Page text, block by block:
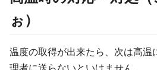
ぉ）
温度の取得が出来たら、次は高温
理者に送らないといけません。